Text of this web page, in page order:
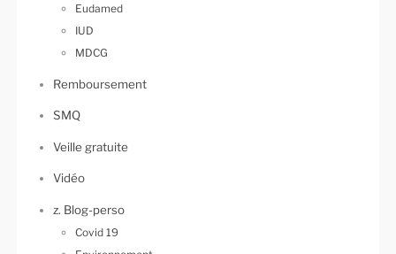
Eudamed
IUD
MDCG
Remboursement
SMQ
Veille gratuite
Vidéo
z. Blog-perso
Covid 19